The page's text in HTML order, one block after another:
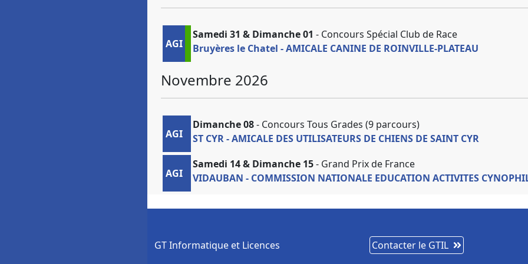
AGI
Samedi 31 & Dimanche 01 - Concours Spécial Club de Race
Bruyères le Chatel - AMICALE CANINE DE ROINVILLE-PLATEAU
Novembre 2026
AGI
Dimanche 08- Concours Tous Grades (9 parcours)
ST CYR - AMICALE DES UTILISATEURS DE CHIENS DE SAINT CYR
AGI
Samedi 14 & Dimanche 15- Grand Prix de France
VIDAUBAN - COMMISSION NATIONALE EDUCATION ACTIVITES
GT Informatique et Licences Contacter le GTIL